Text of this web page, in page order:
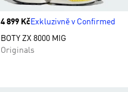
Price
4 899 KčExkluzivně v Confirmed
BOTY ZX 8000 MIG
Originals